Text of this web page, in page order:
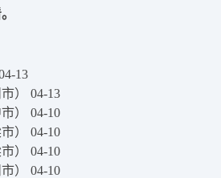
13
）
04-13
）
04-10
）
04-10
）
04-10
）
04-10